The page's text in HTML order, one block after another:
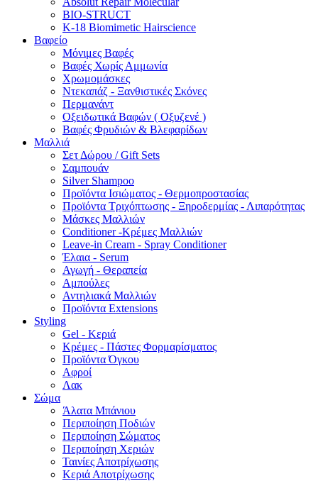
BIO-STRUCT
K-18 Biomimetic Hairscience
Βαφείο
Μόνιμες Βαφές
Βαφές Χωρίς Αμμωνία
Χρωμομάσκες
Ντεκαπάζ - Ξανθιστικές Σκόνες
Περμανάντ
Οξειδωτικά Βαφών ( Οξυζενέ )
Βαφές Φρυδιών & Βλεφαρίδων
Μαλλιά
Σετ Δώρου / Gift Sets
Σαμπουάν
Silver Shampoo
Προϊόντα Ισιώματος - Θερμοπροστασίας
Προϊόντα Τριχόπτωσης - Ξηροδερμίας - Λιπαρότητας
Μάσκες Μαλλιών
Conditioner -Κρέμες Μαλλιών
Leave-in Cream - Spray Conditioner
Έλαια - Serum
Αγωγή - Θεραπεία
Αμπούλες
Αντηλιακά Μαλλιών
Προϊόντα Extensions
Styling
Gel - Κεριά
Κρέμες - Πάστες Φορμαρίσματος
Προϊόντα Όγκου
Αφροί
Λακ
Σώμα
Άλατα Μπάνιου
Περιποίηση Ποδιών
Περιποίηση Σώματος
Περιποίηση Χεριών
Ταινίες Αποτρίχωσης
Κεριά Αποτρίχωσης